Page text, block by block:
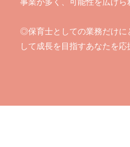
◎保育士としての業務だけに
して成長を目指すあなたを応